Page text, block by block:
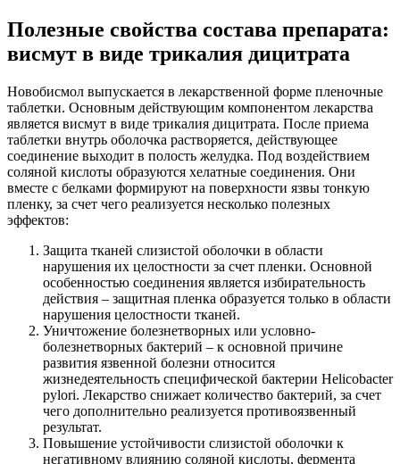
Полезные свойства состава препарата:
висмут в виде трикалия дицитрата
Новобисмол выпускается в лекарственной форме пленочные
таблетки. Основным действующим компонентом лекарства
является висмут в виде трикалия дицитрата. После приема
таблетки внутрь оболочка растворяется, действующее
соединение выходит в полость желудка. Под воздействием
соляной кислоты образуются хелатные соединения. Они
вместе с белками формируют на поверхности язвы тонкую
пленку, за счет чего реализуется несколько полезных
эффектов:
Защита тканей слизистой оболочки в области
нарушения их целостности за счет пленки. Основной
особенностью соединения является избирательность
действия – защитная пленка образуется только в области
нарушения целостности тканей.
Уничтожение болезнетворных или условно-
болезнетворных бактерий – к основной причине
развития язвенной болезни относится
жизнедеятельность специфической бактерии Helicobacter
pylori. Лекарство снижает количество бактерий, за счет
чего дополнительно реализуется противоязвенный
результат.
Повышение устойчивости слизистой оболочки к
негативному влиянию соляной кислоты, фермента